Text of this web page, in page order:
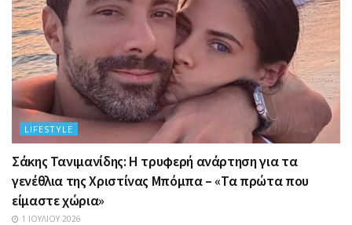
LIFESTYLE
Σάκης Τανιμανίδης: Η τρυφερή ανάρτηση για τα
γενέθλια της Χριστίνας Μπόμπα – «Τα πρώτα που
είμαστε χώρια»
1 ΙΟΥΛΊΟΥ 2026